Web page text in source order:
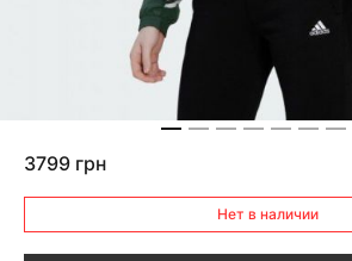
3799 грн
Нет в наличии